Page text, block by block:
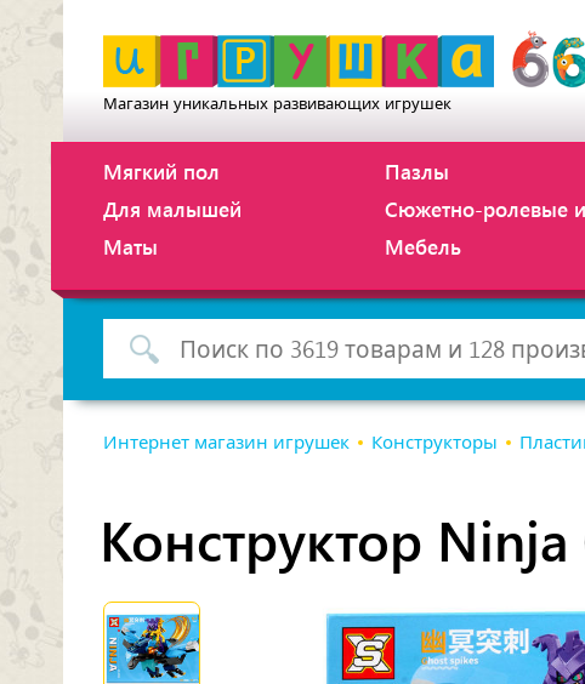
Магазин уникальных развивающих игрушек
Мягкий пол
Для малышей
Маты
Пазлы
Сюжетно-ролевые
Мебель
Интернет магазин игрушек Конструкторы
Конструктор